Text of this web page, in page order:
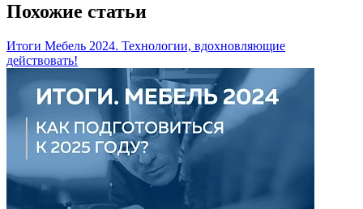
Похожие статьи
Итоги Мебель 2024. Технологии, вдохновляющие
действовать!